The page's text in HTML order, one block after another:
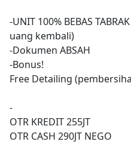
-UNIT 100% BEBAS
uang kembali)
-Dokumen ABSAH
-Bonus!
Free Detailing
-
OTR KREDIT 255JT
OTR CASH 290JT NEGO